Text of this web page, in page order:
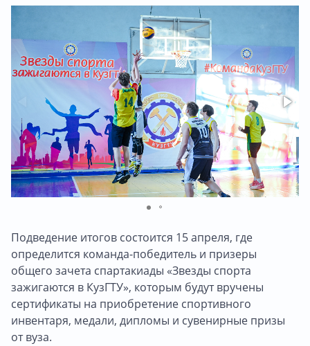
Подведение итогов состоится 15 апреля, где
определится команда-победитель и призеры
общего зачета спартакиады «Звезды спорта
зажигаются в КузГТУ», которым будут вручены
сертификаты на приобретение спортивного
инвентаря, медали, дипломы и сувенирные призы
от вуза.